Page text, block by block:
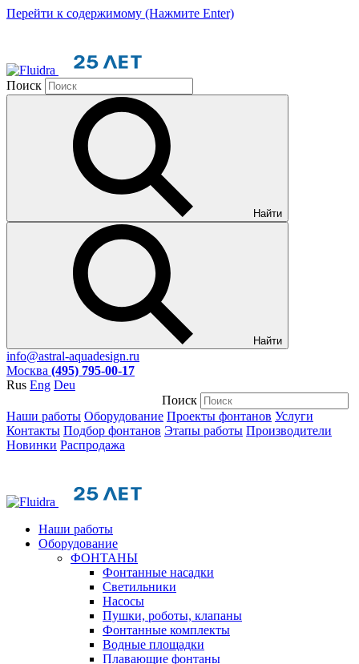
Перейти к содержимому (Нажмите Enter)
Поиск
Найти
Найти
info@astral-aquadesign.ru
Москва (495) 795-00-17
Rus Eng Deu
Поиск
Наши работы Оборудование Проекты фонтанов Услуги
Контакты Подбор фонтанов Этапы работы Производители
Новинки Распродажа
Наши работы
Оборудование
ФОНТАНЫ
Фонтанные насадки
Cветильники
Насосы
Пушки, роботы, клапаны
Фонтанные комплекты
Водные площадки
Плавающие фонтаны